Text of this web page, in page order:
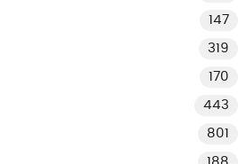
147
319
170
443
801